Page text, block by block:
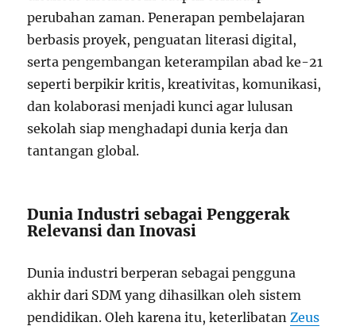
perubahan zaman. Penerapan pembelajaran
berbasis proyek, penguatan literasi digital,
serta pengembangan keterampilan abad ke-21
seperti berpikir kritis, kreativitas, komunikasi,
dan kolaborasi menjadi kunci agar lulusan
sekolah siap menghadapi dunia kerja dan
tantangan global.
Dunia Industri sebagai Penggerak
Relevansi dan Inovasi
Dunia industri berperan sebagai pengguna
akhir dari SDM yang dihasilkan oleh sistem
pendidikan. Oleh karena itu, keterlibatan Zeus